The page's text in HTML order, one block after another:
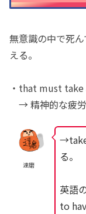
無意識の中で死
える。
・that must
→ 精神的な疲労
達磨
る。
英語
to